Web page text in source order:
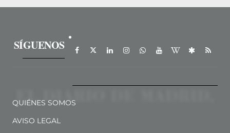
SÍGUENOS
QUIÉNES SOMOS
AVISO LEGAL